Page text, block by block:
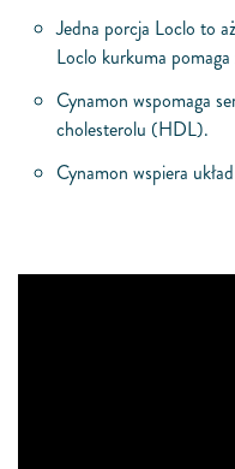
Jedna porcja Loclo to
Loclo kurkuma
Cynamon wspomaga
cholesterolu (HDL).
Cynamon wspiera